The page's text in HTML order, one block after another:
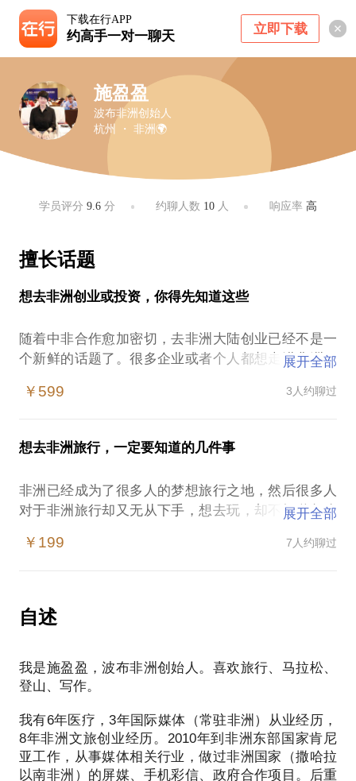
下载在行APP
约高手一对一聊天 立即下载
施盈盈
波布非洲创始人
杭州 ・ 非洲🌍
学员评分9.6 分 约聊人数 10人 响应率 高
擅长话题
想去非洲创业或投资，你得先知道这些
随着中非合作愈加密切，去非洲大陆创业已经不是一
个新鲜的话题了。很多企业或者个人都想走进非洲，
哪些问题？
会被这些问题所困扰：
不了解非洲大陆的基本情况，对所投资国家的基本信
只了解到了市场的状况，没有深度的调研人力，当地
法律，税务等问题
对当地的风土人情和文化不了解，导致投资不顺利
经验，同时创立了非洲自然旅行和生活方式品牌--波
非洲的基本投资环境
非洲的投资风向
中非文化差异带来的投资风险
非洲员工管理的注意事项
对非投资中会遇到的法律，劳工和税务的一些问题
PS.在选择与我见面前，请把你的问题更具体化。毕
展开全部
￥599 3人约聊过
想去非洲旅行，一定要知道的几件事
非洲已经成为了很多人的梦想旅行之地，然后很多人
对于非洲旅行却又无从下手，想去玩，却不知道怎么
行程和路线。
不知道该选什么样的季节去非洲旅行；
第一次非洲之旅该选哪个国家；
我有非洲东部，南部国家近10年的工作生活以及旅行
经验，同时创立了非洲自然旅行和生活方式品牌--波
布非洲。
我愿意与你分享的内容包括：
提供非洲主流旅行国家的路线定制建议，
展开全部
￥199 7人约聊过
自述
我是施盈盈，波布非洲创始人。喜欢旅行、马拉松、
登山、写作。
我有6年医疗，3年国际媒体（常驻非洲）从业经历，
8年非洲文旅创业经历。2010年到非洲东部国家肯尼
亚工作，从事媒体相关行业，做过非洲国家（撒哈拉
以南非洲）的屏媒、手机彩信、政府合作项目。后重